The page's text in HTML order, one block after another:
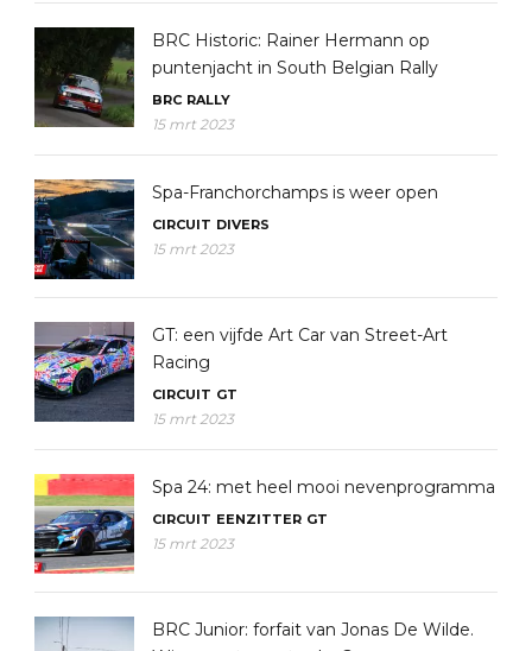
BRC Historic: Rainer Hermann op
puntenjacht in South Belgian Rally
BRC RALLY
15 mrt 2023
Spa-Franchorchamps is weer open
CIRCUIT DIVERS
15 mrt 2023
GT: een vijfde Art Car van Street-Art
Racing
CIRCUIT GT
15 mrt 2023
Spa 24: met heel mooi nevenprogramma
CIRCUIT EENZITTER GT
15 mrt 2023
BRC Junior: forfait van Jonas De Wilde.